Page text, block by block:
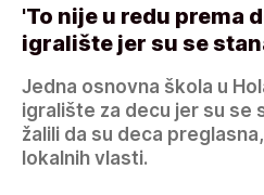
'To nije u redu prema
igralište jer su se
Jedna osnovna škola u
igralište za decu jer su se
žalili da su deca
lokalnih vlasti.